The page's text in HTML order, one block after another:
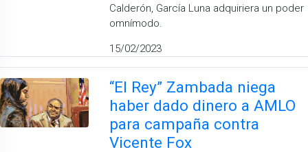
Calderón, García Luna adquiriera un poder
omnímodo.
15/02/2023
“El Rey” Zambada niega
haber dado dinero a AMLO
para campaña contra
Vicente Fox